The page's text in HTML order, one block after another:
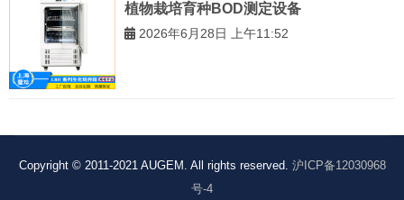
植物栽培育种BOD测定设备
2026年6月28日 上午11:52
Copyright © 2011-2021 AUGEM. All rights reserved. 沪ICP备12030968
号-4